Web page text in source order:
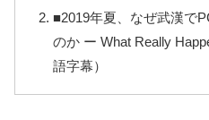
■2019年夏、なぜ武漢で
のか ー What Really
語字幕）